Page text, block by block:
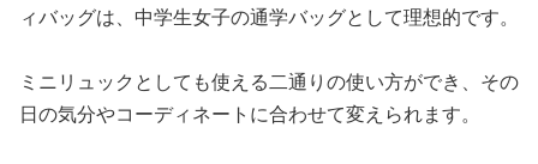
ィバッグは、中学生女子の通学バッグとして理想的です。
ミニリュックとしても使える二通りの使い方ができ、その
日の気分やコーディネートに合わせて変えられます。